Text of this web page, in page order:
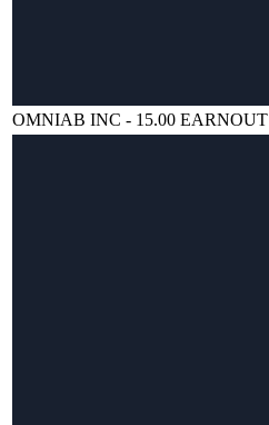
OMNIAB INC - 15.00 EARNOUT